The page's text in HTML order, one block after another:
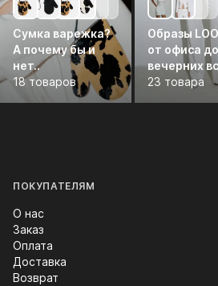
Сумка варежка?
А почему бы и
нет..
18 товаров
Образы
от офиса до
вечерних
23 товара
ПОКУПАТЕЛЯМ
О нас
Заказ
Оплата
Доставка
Возврат